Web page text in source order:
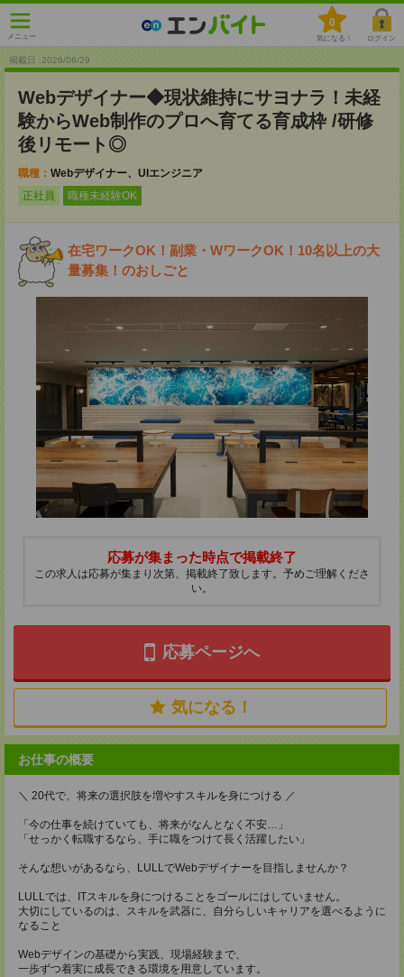
メニュー
0
気になる！ ログイン
掲載日 :2026/06/29
Webデザイナー◆現状維持にサヨナラ！未経
験からWeb制作のプロへ育てる育成枠 /研修
後リモート◎
職種： Webデザイナー、UIエンジニア
正社員
職種未経験OK
在宅ワークOK！副業・WワークOK！10名以上の大
量募集！のおしごと
応募が集まった時点で掲載終了
この求人は応募が集まり次第、掲載終了致します。予めご理解くださ
い。
応募ページへ
気になる！
お仕事の概要
＼ 20代で、将来の選択肢を増やすスキルを身につける ／
「今の仕事を続けていても、将来がなんとなく不安…」
「せっかく転職するなら、手に職をつけて長く活躍したい」
そんな想いがあるなら、LULLでWebデザイナーを目指しませんか？
LULLでは、ITスキルを身につけることをゴールにはしていません。
大切にしているのは、スキルを武器に、自分らしいキャリアを選べるように
なること
Webデザインの基礎から実践、現場経験まで、
一歩ずつ着実に成長できる環境を用意しています。